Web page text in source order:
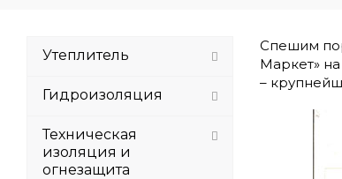
Спешим
Маркет»
–
Утеплитель
Гидроизоляция
Техническая
изоляция и
огнезащита